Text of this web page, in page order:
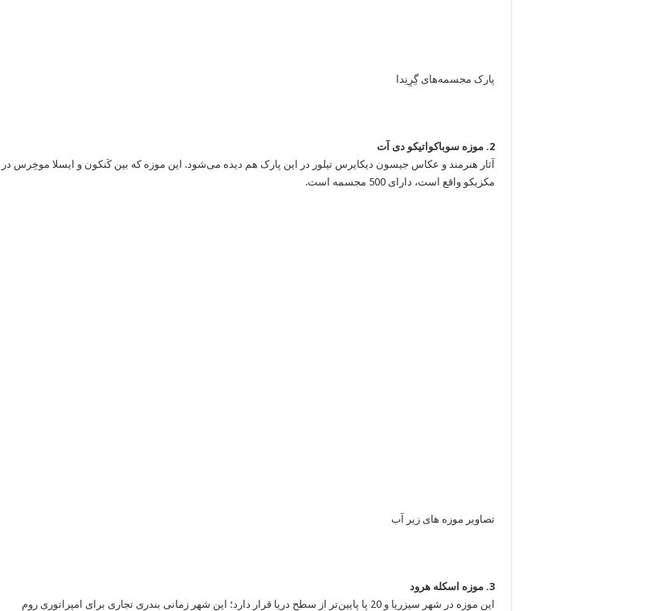
پارک مجسمه‌های گِرِنِدا
2. موزه سوباکواتیکو دی آت
آثار هنرمند و عکاس جیسون دیکایرس تیلور در این پارک هم دیده می‌شود. این موزه که بین کَنکون و ایسلا موخِرس در
مکزیکو واقع است، دارای 500 مجسمه است.
تصاویر موزه های زیر آب
3. موزه اسکله هرود
این موزه در شهر سیزریا و 20 پا پایین‌تر از سطح دریا قرار دارد؛ این شهر زمانی بندری تجاری برای امپراتوری روم